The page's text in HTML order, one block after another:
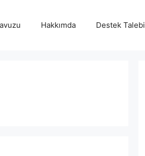
Hakkımda Destek Talebi